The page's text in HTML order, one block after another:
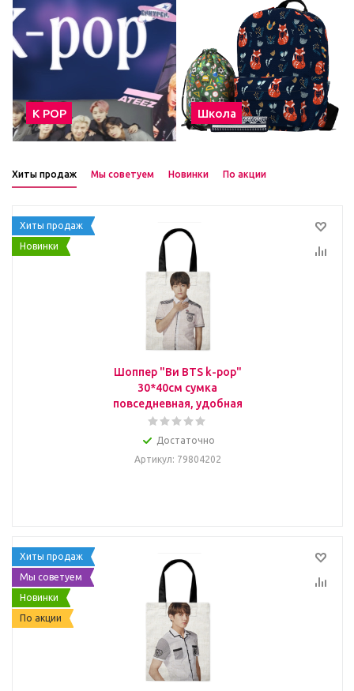
К POP Школа
Хиты продаж Мы советуем Новинки По акции
Хиты продаж
Новинки
Шоппер "Ви BTS k-pop"
30*40см сумка
повседневная, удобная
Достаточно
Артикул: 79804202
Хиты продаж
Мы советуем
Новинки
По акции